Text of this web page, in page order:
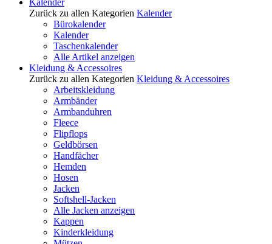
Kalender
Zurück zu allen Kategorien Kalender
Bürokalender
Kalender
Taschenkalender
Alle Artikel anzeigen
Kleidung & Accessoires
Zurück zu allen Kategorien Kleidung & Accessoires
Arbeitskleidung
Armbänder
Armbanduhren
Fleece
Flipflops
Geldbörsen
Handfächer
Hemden
Hosen
Jacken
Softshell-Jacken
Alle Jacken anzeigen
Kappen
Kinderkleidung